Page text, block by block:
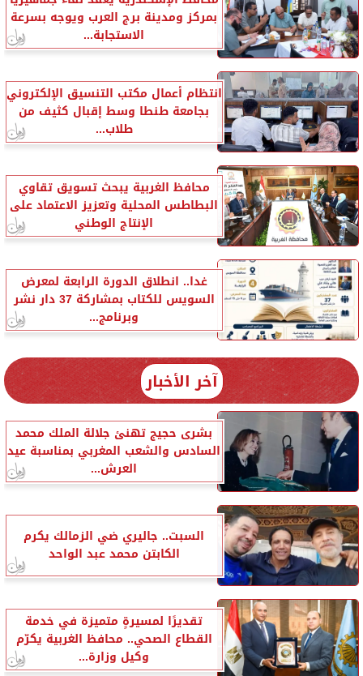
بمركز ومدينة برج العرب ويوجه بسرعة
الاستجابة...
انتظام أعمال مكتب التنسيق الإلكتروني
بجامعة طنطا وسط إقبال كثيف من
طلاب...
محافظ الغربية يبحث تسويق تقاوي
البطاطس المحلية وتعزيز الاعتماد على
الإنتاج الوطني
غدا.. انطلاق الدورة الرابعة لمعرض
السويس للكتاب بمشاركة 37 دار نشر
وبرنامج...
آخر الأخبار
بشرى حجيج تهنئ جلالة الملك محمد
السادس والشعب المغربي بمناسبة عيد
العرش...
السبت.. جاليري ضي الزمالك يكرم
الكابتن محمد عبد الواحد
تقديرًا لمسيرةٍ متميزة في خدمة
القطاع الصحي.. محافظ الغربية يكرّم
وكيل وزارة...